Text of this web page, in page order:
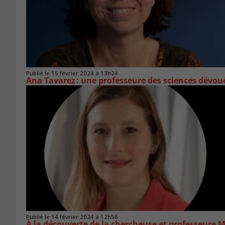
Publié le 15 février 2024 à 13h24
Ana Tavarez : une professeure des sciences
Publié le 14 février 2024 à 12h56